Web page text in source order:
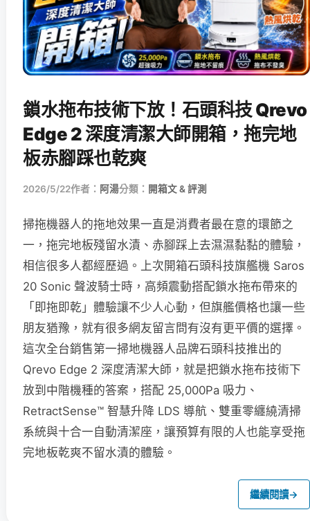
鎖水拖布技術下放！石頭科技 Qrevo
Edge 2 深度清潔大師開箱，拖完地
板赤腳踩也乾爽
2026/5/22作者： 阿湯分類： 開箱文 & 評測
掃拖機器人的拖地效果一直是消費者最在意的環節之
一，拖完地板殘留水漬、赤腳踩上去濕濕黏黏的體驗，
相信很多人都經歷過。上次開箱石頭科技旗艦機 Saros
20 Sonic 聲波騎士時，高頻震動搭配鎖水拖布帶來的
「即拖即乾」體驗讓不少人心動，但旗艦價格也讓一些
朋友猶豫，就有很多網友留言問有沒有更平價的選擇。
這次全台銷售第一掃地機器人品牌石頭科技推出的
Qrevo Edge 2 深度清潔大師，就是把鎖水拖布技術下
放到中階機種的答案，搭配 25,000Pa 吸力、
RetractSense™ 智慧升降 LDS 導航、雙重零纏繞清掃
系統與十合一自動清潔座，讓預算有限的人也能享受拖
完地板乾爽不留水漬的體驗。
繼續閱讀→